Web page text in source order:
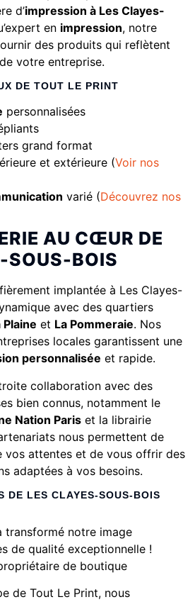
d’impression à Les Clayes-
en impression, notre
des produits qui reflètent
votre entreprise.
DE TOUT LE PRINT
personnalisées
grand format
et extérieure (Voir nos
varié (Découvrez nos
AU CŒUR DE
SOUS-BOIS
implantée à Les Clayes-
avec des quartiers
Plaine et La Pommeraie. Nos
locales garantissent une
personnalisée et rapide.
collaboration avec des
bien connus, notamment le
Nation Paris et la librairie
nous permettent de
vos attentes et de vous offrir des
adaptées à vos besoins.
DE LES CLAYES-SOUS-BOIS
transformé notre image
de qualité exceptionnelle !
de boutique
de Tout Le Print, nous